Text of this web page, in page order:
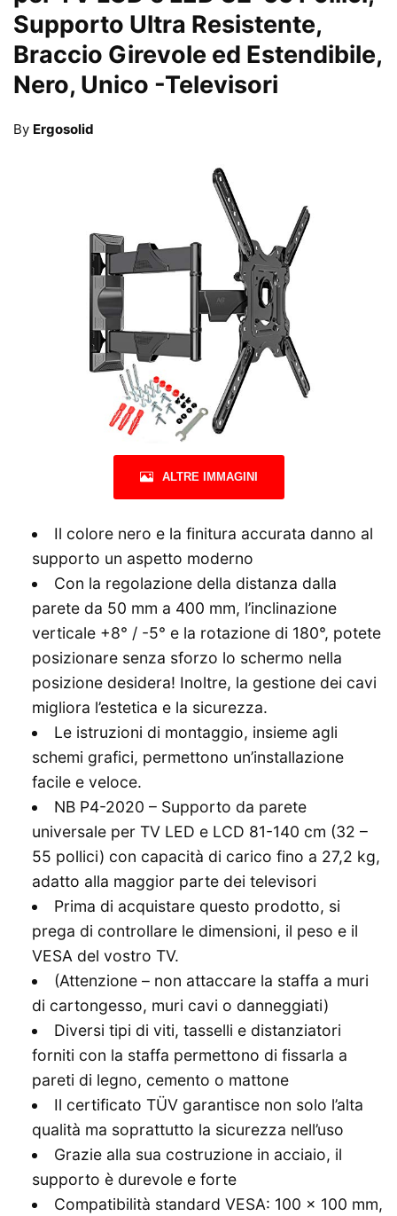
Supporto Ultra Resistente,
Braccio Girevole ed Estendibile,
Nero, Unico -Televisori
By Ergosolid
ALTRE IMMAGINI
Il colore nero e la finitura accurata danno al
supporto un aspetto moderno
Con la regolazione della distanza dalla
parete da 50 mm a 400 mm, l’inclinazione
verticale +8° / -5° e la rotazione di 180°, potete
posizionare senza sforzo lo schermo nella
posizione desidera! Inoltre, la gestione dei cavi
migliora l’estetica e la sicurezza.
Le istruzioni di montaggio, insieme agli
schemi grafici, permettono un’installazione
facile e veloce.
NB P4-2020 – Supporto da parete
universale per TV LED e LCD 81-140 cm (32 –
55 pollici) con capacità di carico fino a 27,2 kg,
adatto alla maggior parte dei televisori
Prima di acquistare questo prodotto, si
prega di controllare le dimensioni, il peso e il
VESA del vostro TV.
(Attenzione – non attaccare la staffa a muri
di cartongesso, muri cavi o danneggiati)
Diversi tipi di viti, tasselli e distanziatori
forniti con la staffa permettono di fissarla a
pareti di legno, cemento o mattone
Il certificato TÜV garantisce non solo l’alta
qualità ma soprattutto la sicurezza nell’uso
Grazie alla sua costruzione in acciaio, il
supporto è durevole e forte
Compatibilità standard VESA: 100 × 100 mm,